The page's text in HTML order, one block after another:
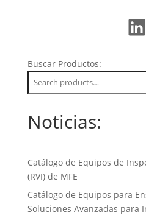
Buscar Productos:
Noticias:
Catálogo de Equipos de
(RVI) de MFE
Catálogo de Equipos para
Soluciones Avanzadas para